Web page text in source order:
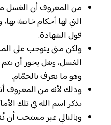
من المعروف أن الغسل
التي لها أحكام خاصة
قول الشهادة.
ولكن متى يتوجب على
الغسل، وهل يجوز أن يتم
وهو ما يعرف بالحمّام.
وذلك لأنه من المعروف
يذكر اسم الله في تلك
وبالتالي غير مستحب أن